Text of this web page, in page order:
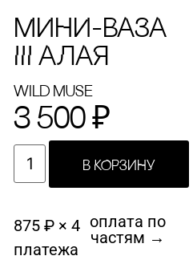
МИНИ-ВАЗА
III АЛАЯ
Wild Muse
3 500 ₽
В КОРЗИНУ
875 ₽ × 4
платежа
оплата по
частям →